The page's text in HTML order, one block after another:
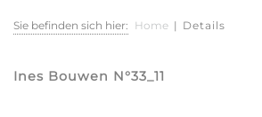
Sie befinden sich hier: Home | Details
Ines Bouwen N°33_11